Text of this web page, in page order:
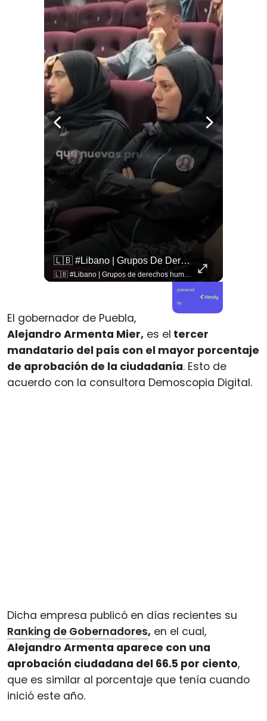
🇱🇧 #Libano | Grupos De Derechos Humanos Presentan Pruebas Sobre El Asesinato De La Periodista Libanesa Amal Khalil, Asesinada Por Israel.
🇱🇧 #Libano | Grupos de derechos humanos presentan pruebas sobre el asesinato de la periodista libanesa Amal Khalil, asesinada por Israel.
powered
by
El gobernador de Puebla,
Alejandro Armenta Mier, es el tercer
mandatario del país con el mayor porcentaje
de aprobación de la ciudadanía. Esto de
acuerdo con la consultora Demoscopia Digital.
Dicha empresa publicó en días recientes su
Ranking de Gobernadores, en el cual,
Alejandro Armenta aparece con una
aprobación ciudadana del 66.5 por ciento,
que es similar al porcentaje que tenía cuando
inició este año.